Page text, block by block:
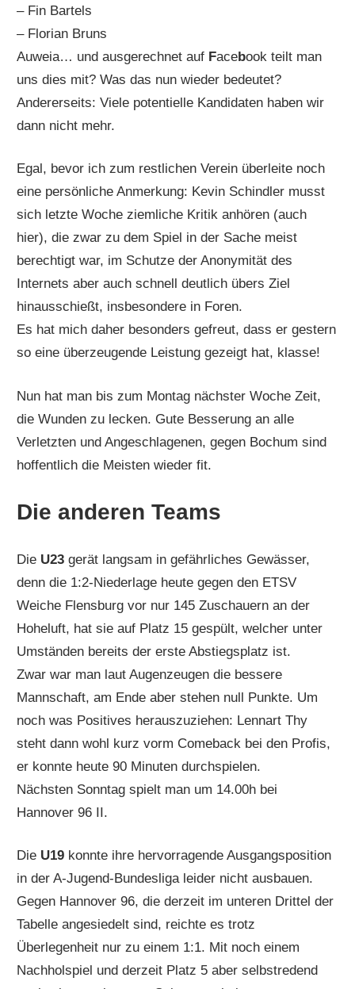
– Fin Bartels
– Florian Bruns
Auweia… und ausgerechnet auf Facebook teilt man
uns dies mit? Was das nun wieder bedeutet?
Andererseits: Viele potentielle Kandidaten haben wir
dann nicht mehr.
Egal, bevor ich zum restlichen Verein überleite noch
eine persönliche Anmerkung: Kevin Schindler musst
sich letzte Woche ziemliche Kritik anhören (auch
hier), die zwar zu dem Spiel in der Sache meist
berechtigt war, im Schutze der Anonymität des
Internets aber auch schnell deutlich übers Ziel
hinausschießt, insbesondere in Foren.
Es hat mich daher besonders gefreut, dass er gestern
so eine überzeugende Leistung gezeigt hat, klasse!
Nun hat man bis zum Montag nächster Woche Zeit,
die Wunden zu lecken. Gute Besserung an alle
Verletzten und Angeschlagenen, gegen Bochum sind
hoffentlich die Meisten wieder fit.
Die anderen Teams
Die U23 gerät langsam in gefährliches Gewässer,
denn die 1:2-Niederlage heute gegen den ETSV
Weiche Flensburg vor nur 145 Zuschauern an der
Hoheluft, hat sie auf Platz 15 gespült, welcher unter
Umständen bereits der erste Abstiegsplatz ist.
Zwar war man laut Augenzeugen die bessere
Mannschaft, am Ende aber stehen null Punkte. Um
noch was Positives herauszuziehen: Lennart Thy
steht dann wohl kurz vorm Comeback bei den Profis,
er konnte heute 90 Minuten durchspielen.
Nächsten Sonntag spielt man um 14.00h bei
Hannover 96 II.
Die U19 konnte ihre hervorragende Ausgangsposition
in der A-Jugend-Bundesliga leider nicht ausbauen.
Gegen Hannover 96, die derzeit im unteren Drittel der
Tabelle angesiedelt sind, reichte es trotz
Überlegenheit nur zu einem 1:1. Mit noch einem
Nachholspiel und derzeit Platz 5 aber selbstredend